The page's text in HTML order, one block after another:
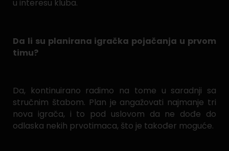
u interesu kluba.
Da li su planirana igračka pojačanja u prvom
timu?
Da, kontinuirano radimo na tome u saradnji sa
stručnim štabom. Plan je angažovati najmanje tri
nova igrača, i to pod uslovom da ne dođe do
odlaska nekih prvotimaca, što je također moguće.